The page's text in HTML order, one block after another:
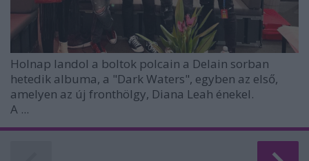
Holnap landol a boltok polcain a Delain sorban
hetedik albuma, a "Dark Waters", egyben az első,
amelyen az új fronthölgy, Diana Leah énekel.
A ...